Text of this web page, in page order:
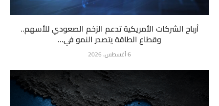
أرباح الشركات الأمريكية تدعم الزخم الصعودي للأسهم..
وقطاع الطاقة يتصدر النمو في...
6 أغسطس، 2026